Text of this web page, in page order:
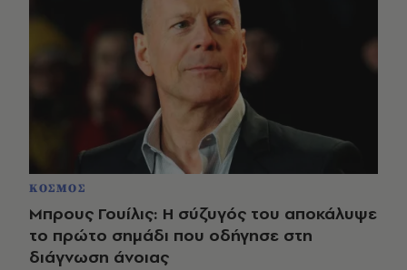
ΚΟΣΜΟΣ
Μπρους Γουίλις: Η σύζυγός του αποκάλυψε
το πρώτο σημάδι που οδήγησε στη
διάγνωση άνοιας